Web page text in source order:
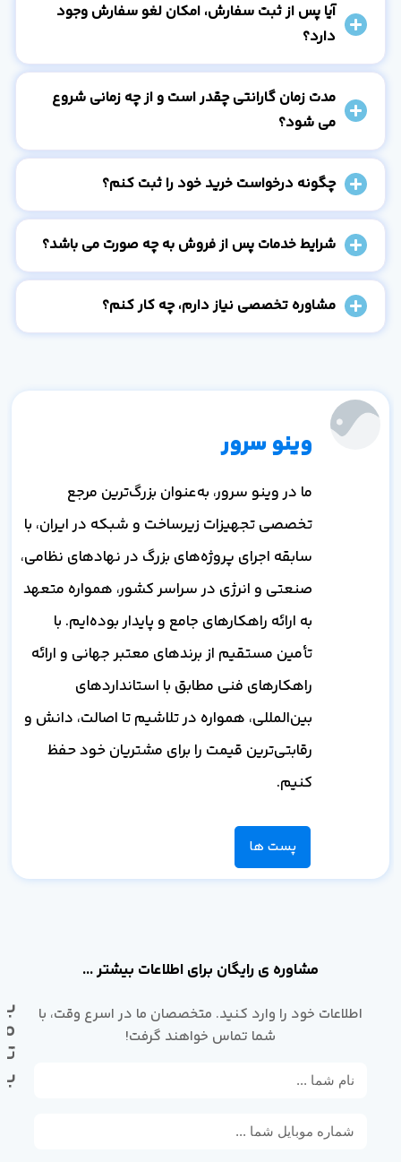
آیا پس از ثبت سفارش، امکان لغو سفارش وجود
دارد؟
مدت زمان گارانتی چقدر است و از چه زمانی شروع
می شود؟
چگونه درخواست خرید خود را ثبت کنم؟
شرایط خدمات پس از فروش به چه صورت می باشد؟
مشاوره تخصصی نیاز دارم، چه کار کنم؟
وینو سرور
ما در وینو سرور، به‌عنوان بزرگ‌ترین مرجع
تخصصی تجهیزات زیرساخت و شبکه در ایران، با
سابقه اجرای پروژه‌های بزرگ در نهادهای نظامی،
صنعتی و انرژی در سراسر کشور، همواره متعهد
به ارائه راهکارهای جامع و پایدار بوده‌ایم. با
تأمین مستقیم از برندهای معتبر جهانی و ارائه
راهکارهای فنی مطابق با استانداردهای
بین‌المللی، همواره در تلاشیم تا اصالت، دانش و
رقابتی‌ترین قیمت را برای مشتریان خود حفظ
کنیم.
پست ها
مشاوره ی رایگان برای اطلاعات بیشتر ...
اطلاعات خود را وارد کنید. متخصصان ما در اسرع وقت، با
شما تماس خواهند گرفت!
با